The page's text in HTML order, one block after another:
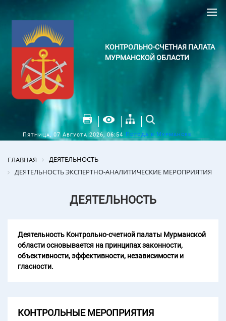
КОНТРОЛЬНО-СЧЕТНАЯ ПАЛАТА
МУРМАНСКОЙ ОБЛАСТИ
Пятница, 07 Августа 2026, 06:54 Погода в Мурманске
ГЛАВНАЯ
ДЕЯТЕЛЬНОСТЬ
ДЕЯТЕЛЬНОСТЬ ЭКСПЕРТНО-АНАЛИТИЧЕСКИЕ МЕРОПРИЯТИЯ
ДЕЯТЕЛЬНОСТЬ
Деятельность Контрольно-счетной палаты Мурманской
области основывается на принципах законности,
объективности, эффективности, независимости и
гласности.
КОНТРОЛЬНЫЕ МЕРОПРИЯТИЯ